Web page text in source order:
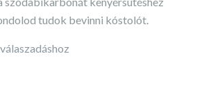
tudok bevinni kóstolót.